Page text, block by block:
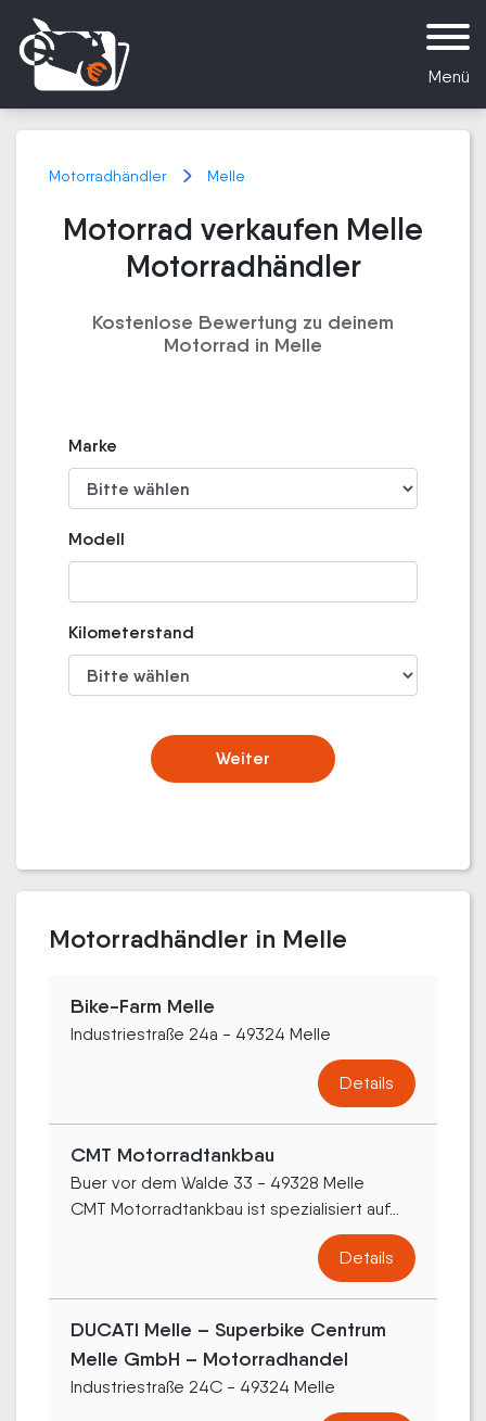
Menü
Motorradhändler Melle
Motorrad verkaufen Melle
Motorradhändler
Kostenlose Bewertung zu deinem
Motorrad in Melle
Marke
Modell
Kilometerstand
Weiter
Motorradhändler in Melle
Bike-Farm Melle
Industriestraße 24a - 49324 Melle
Details
CMT Motorradtankbau
Buer vor dem Walde 33 - 49328 Melle
CMT Motorradtankbau ist spezialisiert auf...
Details
DUCATI Melle – Superbike Centrum
Melle GmbH – Motorradhandel
Industriestraße 24C - 49324 Melle